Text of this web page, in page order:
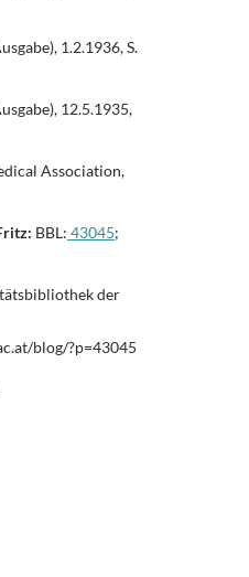
1.2.1936, S.
12.5.1935,
Association,
BBL: 43045;
der
blog/?p=43045